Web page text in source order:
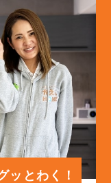
ッとわく！